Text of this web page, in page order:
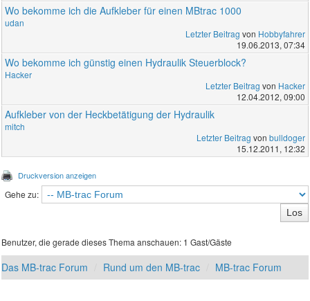
Wo bekomme ich die Aufkleber für einen MBtrac 1000
udan
Letzter Beitrag von Hobbyfahrer
19.06.2013, 07:34
Wo bekomme ich günstig einen Hydraulik Steuerblock?
Hacker
Letzter Beitrag von Hacker
12.04.2012, 09:00
Aufkleber von der Heckbetätigung der Hydraulik
mitch
Letzter Beitrag von bulldoger
15.12.2011, 12:32
Druckversion anzeigen
Gehe zu:
Benutzer, die gerade dieses Thema anschauen: 1 Gast/Gäste
Das MB-trac Forum Rund um den MB-trac MB-trac Forum